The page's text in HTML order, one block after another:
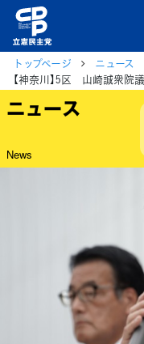
トップページ
ニュース
ニュース
News